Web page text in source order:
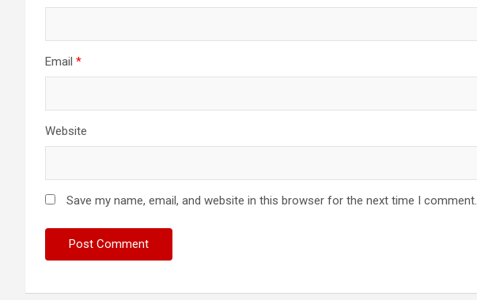
Email *
Website
Save my name, email, and website in this browser for the next time I comment.